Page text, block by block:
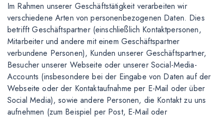
Im Rahmen unserer Geschäftstätigkeit verarbeiten wir
verschiedene Arten von personenbezogenen Daten. Dies
betrifft Geschäftspartner (einschließlich Kontaktpersonen,
Mitarbeiter und andere mit einem Geschäftspartner
verbundene Personen), Kunden unserer Geschäftspartner,
Besucher unserer Webseite oder unserer Social-Media-
Accounts (insbesondere bei der Eingabe von Daten auf der
Webseite oder der Kontaktaufnahme per E-Mail oder über
Social Media), sowie andere Personen, die Kontakt zu uns
aufnehmen (zum Beispiel per Post, E-Mail oder